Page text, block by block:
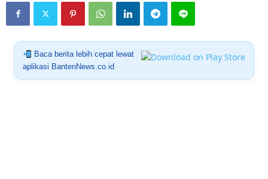
Baca berita lebih cepat lewat
aplikasi BantenNews.co.id